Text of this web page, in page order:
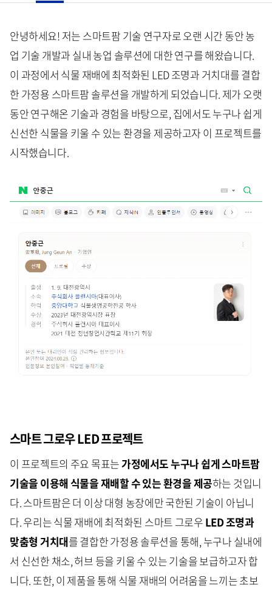
안녕하세요! 저는 스마트팜 기술 연구자로 오랜 시간 동안 농
업 기술 개발과 실내 농업 솔루션에 대한 연구를 해왔습니다.
이 과정에서 식물 재배에 최적화된 LED 조명과 거치대를 결합
한 가정용 스마트팜 솔루션을 개발하게 되었습니다. 제가 오랫
동안 연구해온 기술과 경험을 바탕으로, 집에서도 누구나 쉽게
신선한 식물을 키울 수 있는 환경을 제공하고자 이 프로젝트를
시작했습니다.
스마트 그로우 LED 프로젝트
이 프로젝트의 주요 목표는가정에서도 누구나 쉽게 스마트팜
기술을 이용해 식물을 재배할 수 있는 환경을 제공하는 것입니
다. 스마트팜은 더 이상 대형 농장에만 국한된 기술이 아닙니
다. 우리는 식물 재배에 최적화된 스마트 그로우 LED 조명과
맞춤형 거치대를 결합한 가정용 솔루션을 통해, 누구나 실내에
서 신선한 채소, 허브 등을 키울 수 있는 기술을 보급하고자 합
니다. 또한, 이 제품을 통해 식물 재배의 어려움을 느끼는 초보